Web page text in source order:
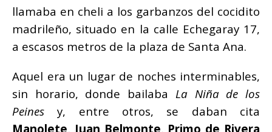
llamaba en cheli a los garbanzos del cocidito
madrileño, situado en la calle Echegaray 17,
a escasos metros de la plaza de Santa Ana.
Aquel era un lugar de noches interminables,
sin horario, donde bailaba La Niña de los
Peinesy, entre otros, se daban cita
Manolete, Juan Belmonte, Primo de Rivera